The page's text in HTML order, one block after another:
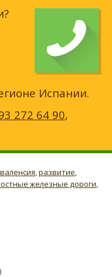
Испании.
272 64 90,
валенсия,развитие,
железные дороги,
)